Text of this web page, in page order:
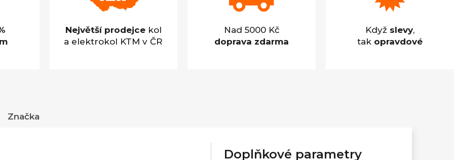
Největší prodejcekol
a elektrokol KTM v ČR
Nad 5000 Kč
doprava zdarma
Když slevy,
tak opravdové
Značka
Doplňkové parametry